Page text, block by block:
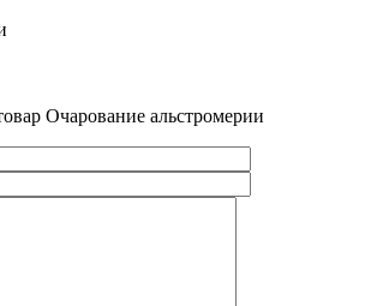
Очарование альстромерии